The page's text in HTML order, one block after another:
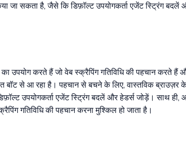
जा सकता है, जैसे कि डिफ़ॉल्ट उपयोगकर्ता एजेंट स्ट्रिंग
उपयोग करते हैं जो वेब स्क्रैपिंग गतिविधि की पहचान करते हैं
बॉट से आ रहा है। पहचान से बचने के लिए, वास्तविक
उपयोगकर्ता एजेंट स्ट्रिंग बदलें और हेडर्स जोड़ें। साथ
गतिविधि की पहचान करना मुश्किल हो जाता है।